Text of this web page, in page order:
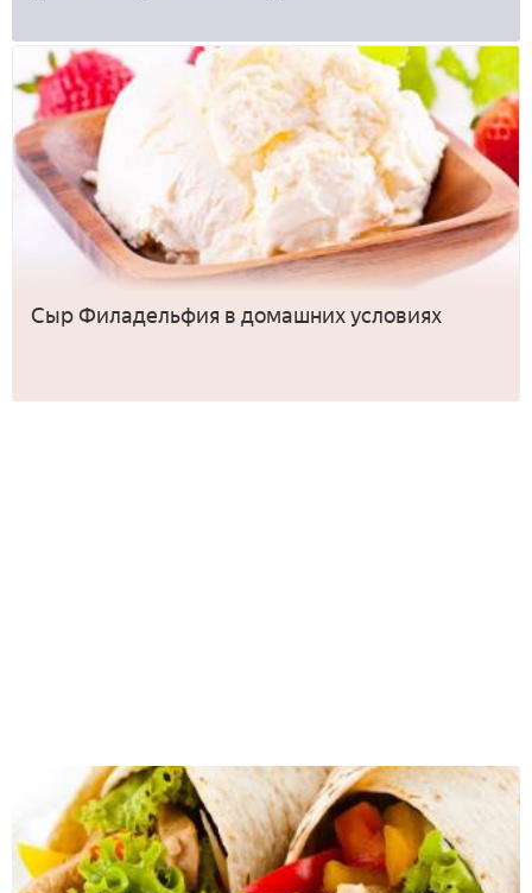
Сыр Филадельфия в домашних условиях